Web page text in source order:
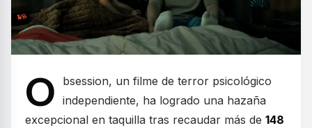
O
bsession, un filme de terror psicológico
independiente, ha logrado una hazaña
excepcional en taquilla tras recaudar más de 148